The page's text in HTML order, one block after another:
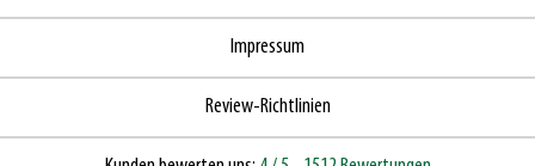
Impressum
Review-Richtlinien